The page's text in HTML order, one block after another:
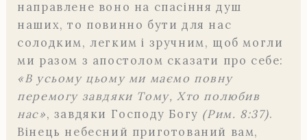
направлене воно на спасіння душ
наших, то повинно бути для нас
солодким, легким і зручним, щоб могли
ми разом з апостолом сказати про себе:
«В усьому цьому ми маємо повну
перемогу завдяки Тому, Хто полюбив
нас», завдяки Господу Богу (Рим. 8:37).
Вінець небесний приготований вам,